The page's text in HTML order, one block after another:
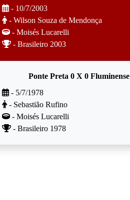
- 10/7/2003
- Wilson Souza de Mendonça
- Moisés Lucarelli
- Brasileiro 2003
Ponte Preta 0 X 0 Fluminense
- 5/7/1978
- Sebastião Rufino
- Moisés Lucarelli
- Brasileiro 1978